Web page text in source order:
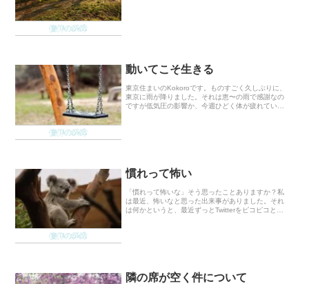
信仰の経緯
信仰の経緯
動いてこそ生きる
東京住まいのKokoroです。ものすごく久しぶりに、
東京に雨が降りました。それは恵〜の雨で感謝なの
ですが低気圧の影響か、今週ひどく体が疲れていま
信仰の経緯
慣れって怖い
「慣れって怖いな」そう思ったことありますか？私
は最近、怖いなと思った出来事がありました。それ
は何かというと、最近ずっとTwitterをピコピコと頑
隣の席が空く件について